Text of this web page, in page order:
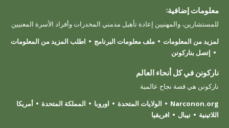
معلومات إضافية:
للمستشارين، والمهنيين إعادة تأهيل مدمني المخدرات وأفراد الأسرة المعنيين
لمزيد من المعلومات
ملف معلومات البرنامج
اطلب المزيد من المعلومات
إتصل بناركونن
ناركونن في كل أنحاء العالم
ناركونن هي قصة نجاح عالمية
Narconon.org
الولايات المتحدة اوروبا المملكة المتحدة
أمريكا
اللاتينية
نيبال افريقيا